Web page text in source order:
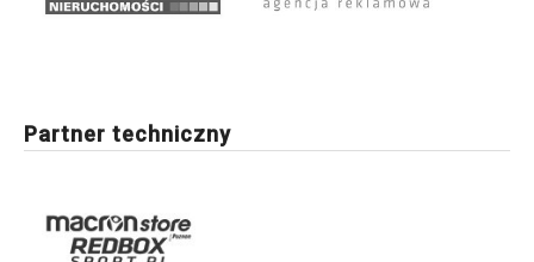
Partner techniczny